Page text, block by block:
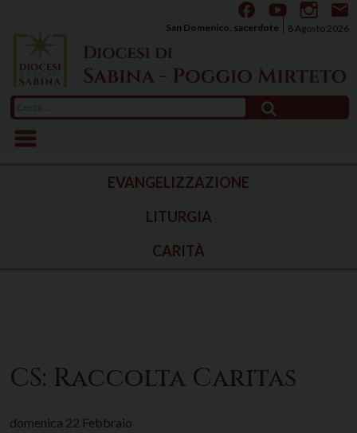
content
8 Agosto 2026
San Domenico, sacerdote
per:
EVANGELIZZAZIONE
LITURGIA
CARITÀ
CS: Raccolta Caritas
domenica 22 Febbraio